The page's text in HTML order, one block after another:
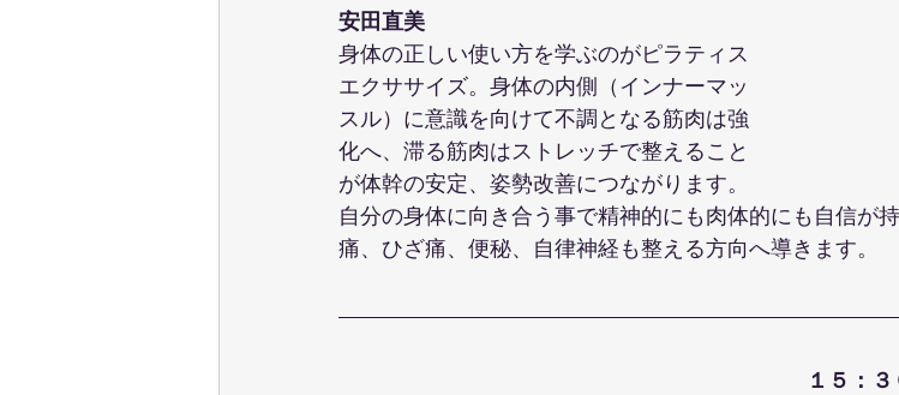
安田直美
身体の正しい使い方を学ぶのがピラティス
エクササイズ。身体の内側（インナーマッ
スル）に意識を向けて不調となる筋肉は強
化へ、滞る筋肉はストレッチで整えること
が体幹の安定、姿勢改善につながります。
自分の身体に向き合う事で精神的にも肉体的にも自信が
痛、ひざ痛、便秘、自律神経も整える方向へ導きます。
１５：